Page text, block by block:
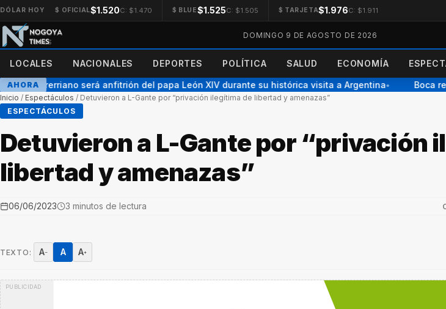
DÓLAR HOY $ OFICIAL$1.520C: $1.470 $ BLUE$1.525C: $1.505 $ TARJETA$1.976C: $1.911
DOMINGO 9 DE AGOSTO DE 2026
LOCALES NACIONALES DEPORTES POLÍTICA SALUD ECONOMÍA
AHORA
entrerriano será anfitrión del papa León XIV durante su histórica visita a Argentina● Boca
Inicio / Espectáculos / Detuvieron a L-Gante por “privación ilegítima de libertad y amenazas”
ESPECTÁCULOS
Detuvieron a L-Gante por “privación
libertad y amenazas”
06/06/2023 3 minutos de lectura
TEXTO: A− A A+